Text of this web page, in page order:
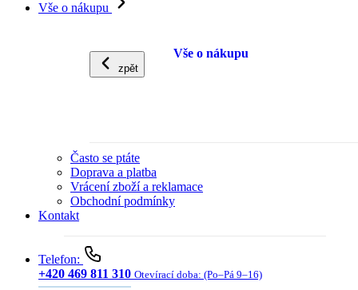
Vše o nákupu
zpět
Vše o nákupu
Často se ptáte
Doprava a platba
Vrácení zboží a reklamace
Obchodní podmínky
Kontakt
Telefon:
+420 469 811 310 Otevírací doba: (Po–Pá 9–16)